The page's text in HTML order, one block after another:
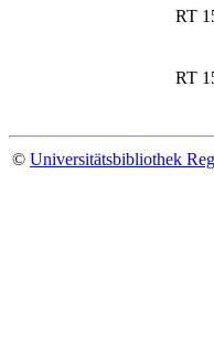
RT
RT
© Universitätsbibliothek